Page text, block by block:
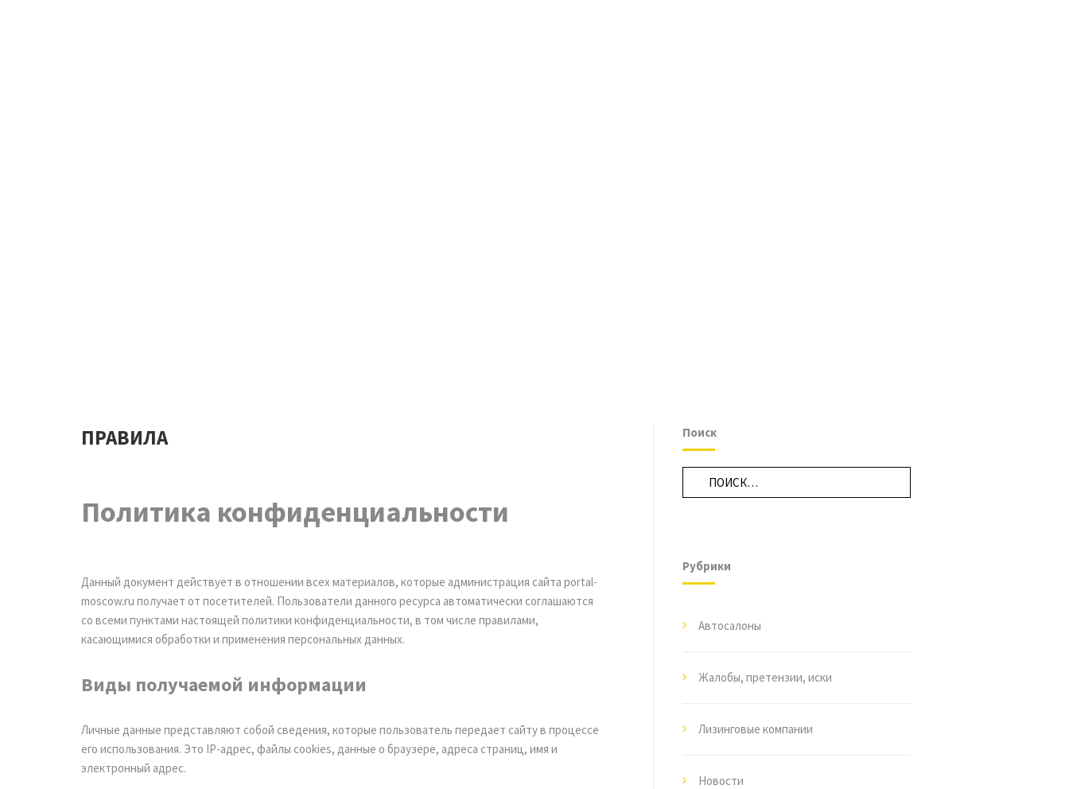
ПРАВИЛА
Политика конфиденциальности
Данный документ действует в отношении всех материалов, которые администрация сайта portal-
moscow.ru получает от посетителей. Пользователи данного ресурса автоматически соглашаются
со всеми пунктами настоящей политики конфиденциальности, в том числе правилами,
касающимися обработки и применения персональных данных.
Виды получаемой информации
Личные данные представляют собой сведения, которые пользователь передает сайту в процессе
его использования. Это IP-адрес, файлы cookies, данные о браузере, адреса страниц, имя и
электронный адрес.
Поиск
Рубрики
Автосалоны
Жалобы, претензии, иски
Лизинговые компании
Новости